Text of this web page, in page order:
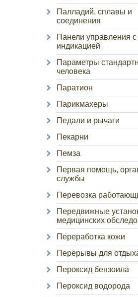
Палладий, сплавы и
соединения
Панели управления с
индикацией
Параметры
человека
Паратион
Парикмахеры
Педали и рычаги
Пекарни
Пемза
Первая помощь,
службы
Перевозка
Передвижные
медицинских
Переработка кожи
Перерывы для
Пероксид бензоила
Пероксид водорода